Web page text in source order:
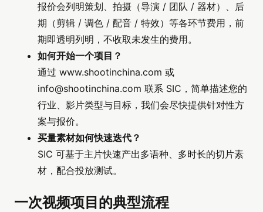
报价会列明策划、拍摄（导演 / 团队 / 器材）、后
期（剪辑 / 调色 / 配音 / 特效）等各环节费用，前
期即透明列明，不收取未发生的费用。
如何开始一个项目？
通过 www.shootinchina.com 或
info@shootinchina.com 联系 SIC，简单描述您的
行业、影片类型与目标，我们会尽快提供针对性方
案与报价。
买量素材如何快速迭代？
SIC 可基于主片快速产出多语种、多时长的切片素
材，配合投放测试。
一次视频项目的典型流程